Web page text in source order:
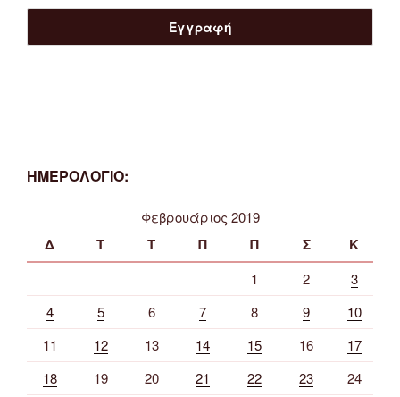
ΗΜΕΡΟΛΟΓΙΟ:
Φεβρουάριος 2019
Δ Τ Τ Π Π Σ Κ
1 2
3
4
5 6 7 8 9
10
11
12 13 14 15 16
17
18
19 20 21 22 23 24